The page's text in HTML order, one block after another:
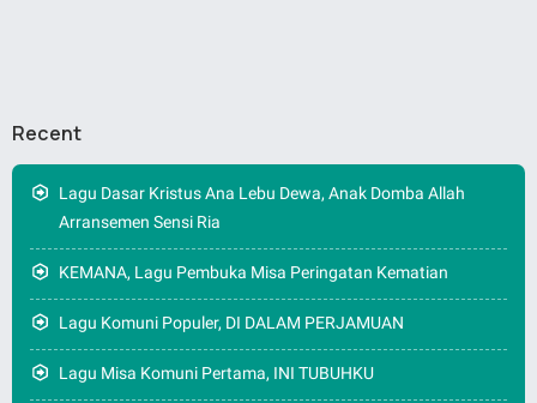
Recent
Lagu Dasar Kristus Ana Lebu Dewa, Anak Domba Allah
Arransemen Sensi Ria
KEMANA, Lagu Pembuka Misa Peringatan Kematian
Lagu Komuni Populer, DI DALAM PERJAMUAN
Lagu Misa Komuni Pertama, INI TUBUHKU